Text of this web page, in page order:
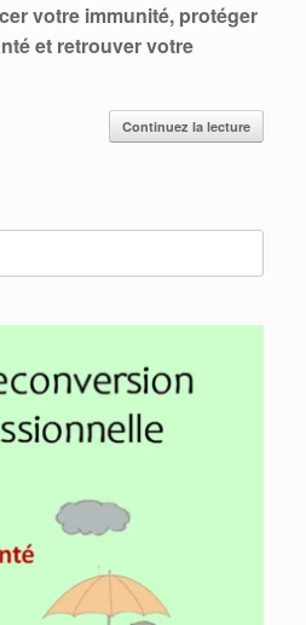
votre immunité, protéger
et retrouver votre
Continuez la lecture